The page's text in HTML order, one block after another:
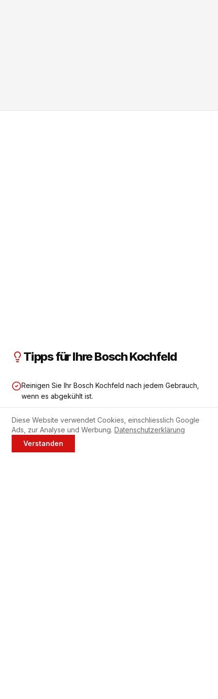
Tipps für Ihre Bosch Kochfeld
Reinigen Sie Ihr Bosch Kochfeld nach jedem Gebrauch,
wenn es abgekühlt ist.
Verwenden Sie keine scheuernden Reinigungsmittel auf
Glaskeramik.
Bei Induktion: nur geeignetes Kochgeschirr mit
Jetzt anrufen
Diese Website verwendet Cookies, einschliesslich Google
Ads, zur Analyse und Werbung. Datenschutzerklärung
Verstanden